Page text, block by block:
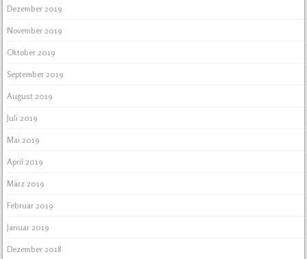
Dezember 2019
November 2019
Oktober 2019
September 2019
August 2019
Juli 2019
Mai 2019
April 2019
März 2019
Februar 2019
Januar 2019
Dezember 2018